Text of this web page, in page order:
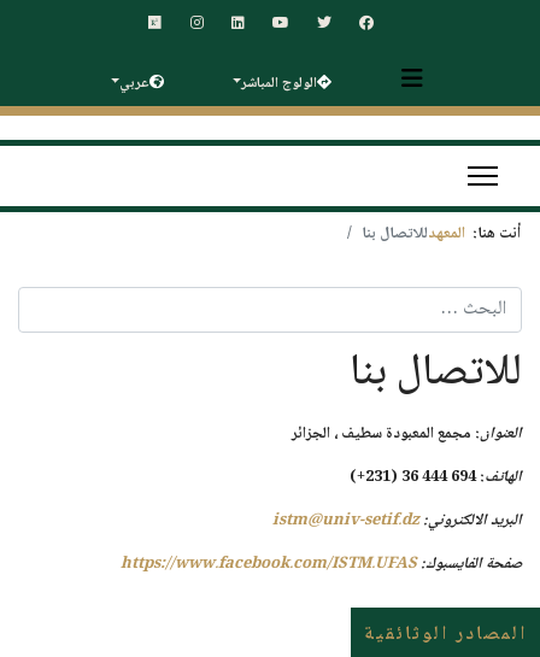
الولوج المباشر عربي
أنت هنا: المعهدللاتصال بنا
البحث
للاتصال بنا
العنوان: مجمع المعبودة سطيف ، الجزائر
الهاتف: 694 444 36 (231+)
البريد الالكتروني:istm@univ-setif.dz
صفحة الفايسبوك:https://www.facebook.com/ISTM.UFAS
المصادر الوثائقية